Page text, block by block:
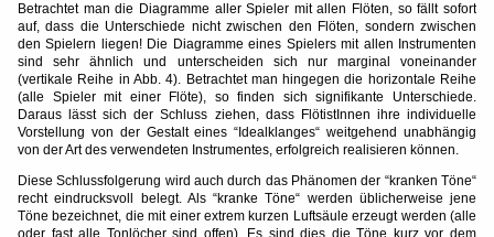
Betrachtet man die Diagramme aller Spieler mit allen Flöten, so fällt sofort
auf, dass die Unterschiede nicht zwischen den Flöten, sondern zwischen
den Spielern liegen! Die Diagramme eines Spielers mit allen Instrumenten
sind sehr ähnlich und unterscheiden sich nur marginal voneinander
(vertikale Reihe in Abb. 4). Betrachtet man hingegen die horizontale Reihe
(alle Spieler mit einer Flöte), so finden sich signifikante Unterschiede.
Daraus lässt sich der Schluss ziehen, dass FlötistInnen ihre individuelle
Vorstellung von der Gestalt eines “Idealklanges“ weitgehend unabhängig
von der Art des verwendeten Instrumentes, erfolgreich realisieren können.
Diese Schlussfolgerung wird auch durch das Phänomen der “kranken Töne“
recht eindrucksvoll belegt. Als “kranke Töne“ werden üblicherweise jene
Töne bezeichnet, die mit einer extrem kurzen Luftsäule erzeugt werden (alle
oder fast alle Tonlöcher sind offen). Es sind dies die Töne kurz vor dem